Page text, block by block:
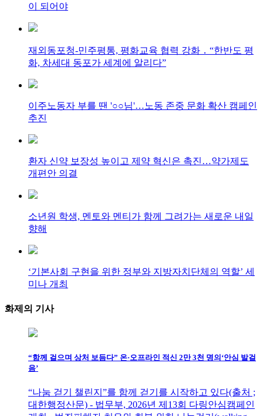
이 되어야
재외동포청-민주평통, 평화교육 협력 강화 ․ “한반도 평
화, 차세대 동포가 세계에 알리다”
이주노동자 부를 땐 '○○님'…노동 존중 문화 확산 캠페인
추진
환자 신약 보장성 높이고 제약 혁신은 촉진…약가제도
개편안 의결
소년원 학생, 멘토와 멘티가 함께 그려가는 새로운 내일
향해
‘기본사회 구현을 위한 정부와 지방자치단체의 역할’ 세
미나 개최
화제의 기사
“함께 걸으며 상처 보듬다” 온·오프라인 적신 2만 3천 명의‘안심 발걸
음’
“나눔 걷기 챌린지”를 함께 걷기를 시작하고 있다(출처 ;
대한행정산문) - 법무부, 2026년 제13회 다링안심캠페인